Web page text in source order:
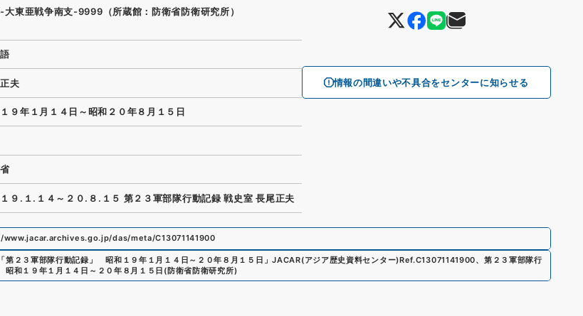
情報の間違いや不具合をセンターに知らせる
大東亜戦争南支-9999（所蔵館：防衛省防衛研究所）
夫
９年１月１４日～昭和２０年８月１５日
９.１.１４～２０.８.１５ 第２３軍部隊行動記録 戦史室 長尾正夫
das/meta/C13071141900
第２３軍部隊行動記録」 昭和１９年１月１４日～２０年８月１５日 」JACAR(アジア歴史資料センター)Ref.C13071141900、 第２３軍部隊行
和１９年１月１４日～２０年８月１５日 (防衛省防衛研究所)